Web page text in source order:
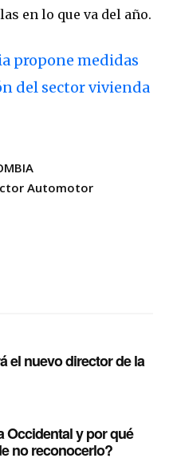
en lo que va del año.
propone medidas
del sector vivienda
Automotor
el nuevo director de la
Occidental y por qué
no reconocerlo?